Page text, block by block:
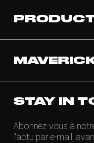
STAY IN
Abonnez-vous à
l'actu par e-mail,